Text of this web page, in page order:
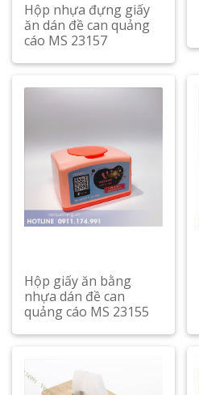
Hộp nhựa đựng giấy
ăn dán đề can quảng
cáo MS 23157
Hộp giấy ăn bằng
nhựa dán đề can
quảng cáo MS 23155